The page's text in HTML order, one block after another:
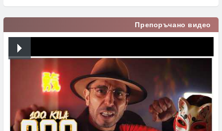
Препоръчано видео